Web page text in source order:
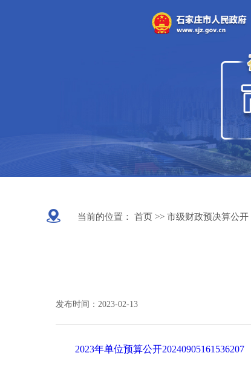
当前的位置： 首页 >> 市级财政预决算公开
发布时间：2023-02-13
2023年单位预算公开20240905161536207